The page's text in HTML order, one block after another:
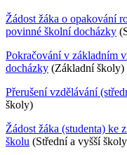
Žádost žáka o opakování
povinné školní docházky
Pokračování v základním
docházky (Základní školy)
Přerušení vzdělávání
školy)
Žádost žáka (studenta) ke
školu (Střední a vyšší